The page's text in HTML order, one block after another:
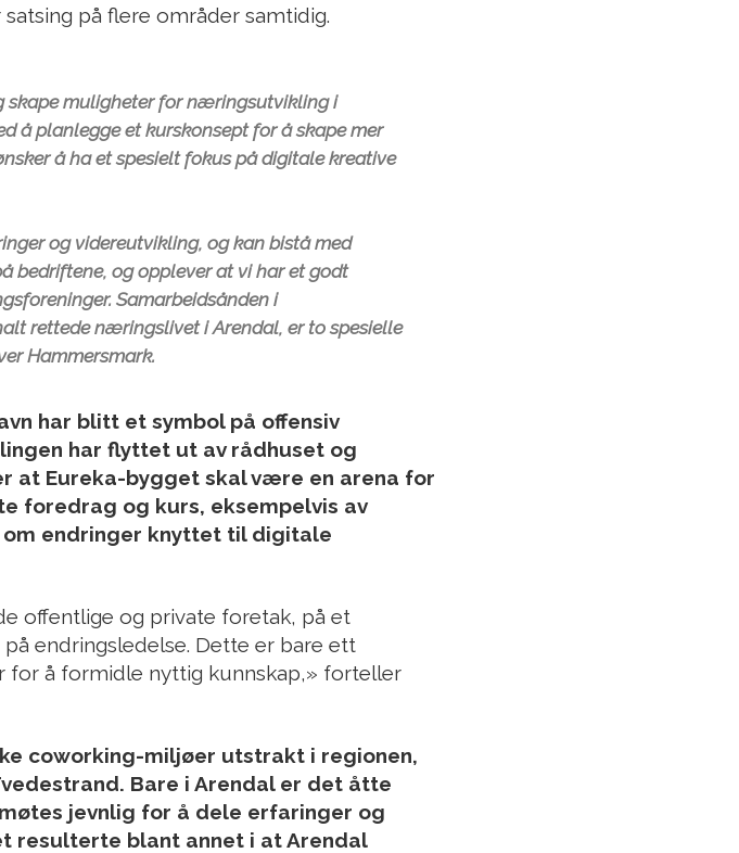
på flere områder samtidig.
skape muligheter for næringsutvikling i
å planlegge et kurskonsept for å skape mer
å ha et spesielt fokus på digitale kreative
og videreutvikling, og kan bistå med
bedriftene, og opplever at vi har et godt
Samarbeidsånden i
rettede næringslivet i Arendal, er to spesielle
Hammersmark.
har blitt et symbol på offensiv
har flyttet ut av rådhuset og
at Eureka-bygget skal være en arena for
foredrag og kurs, eksempelvis av
endringer knyttet til digitale
offentlige og private foretak, på et
endringsledelse. Dette er bare ett
for å formidle nyttig kunnskap,» forteller
coworking-miljøer utstrakt i regionen,
Bare i Arendal er det åtte
jevnlig for å dele erfaringer og
resulterte blant annet i at Arendal